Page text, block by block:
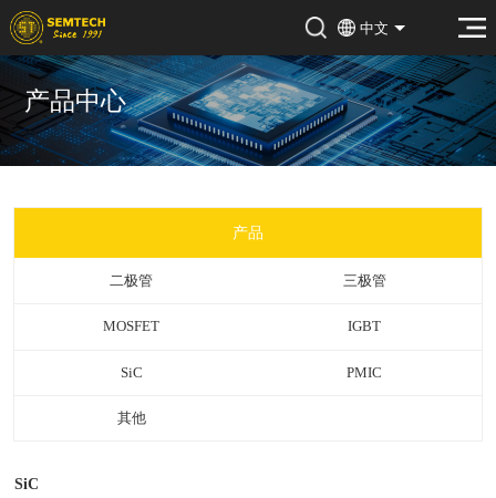
中文
产品中心
产品
二极管 三极管
MOSFET IGBT
SiC PMIC
其他
SiC